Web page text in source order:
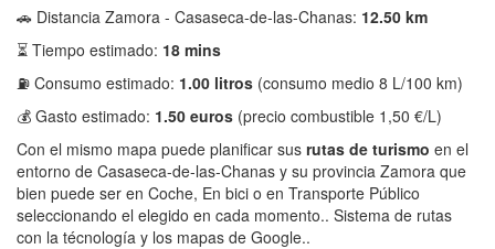
🚗 Distancia Zamora - Casaseca-de-las-Chanas: 12.50 km
⏳ Tiempo estimado: 18 mins
⛽ Consumo estimado: 1.00 litros (consumo medio 8 L/100 km)
💰 Gasto estimado: 1.50 euros (precio combustible 1,50 €/L)
Con el mismo mapa puede planificar sus rutas de turismo en el
entorno de Casaseca-de-las-Chanas y su provincia Zamora que
bien puede ser en Coche, En bici o en Transporte Público
seleccionando el elegido en cada momento.. Sistema de rutas
con la técnología y los mapas de Google..